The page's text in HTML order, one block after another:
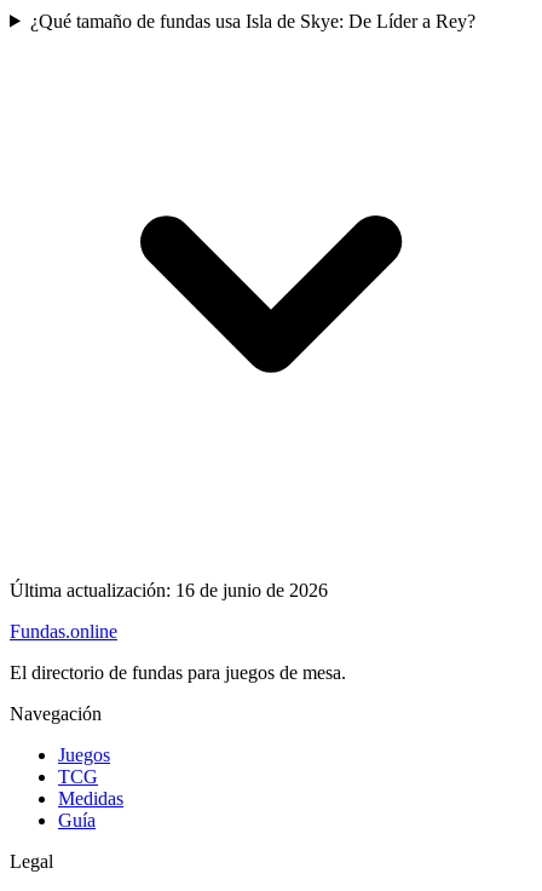
¿Qué tamaño de fundas usa Isla de Skye: De Líder a Rey?
Última actualización: 16 de junio de 2026
Fundas.online
El directorio de fundas para juegos de mesa.
Navegación
Juegos
TCG
Medidas
Guía
Legal